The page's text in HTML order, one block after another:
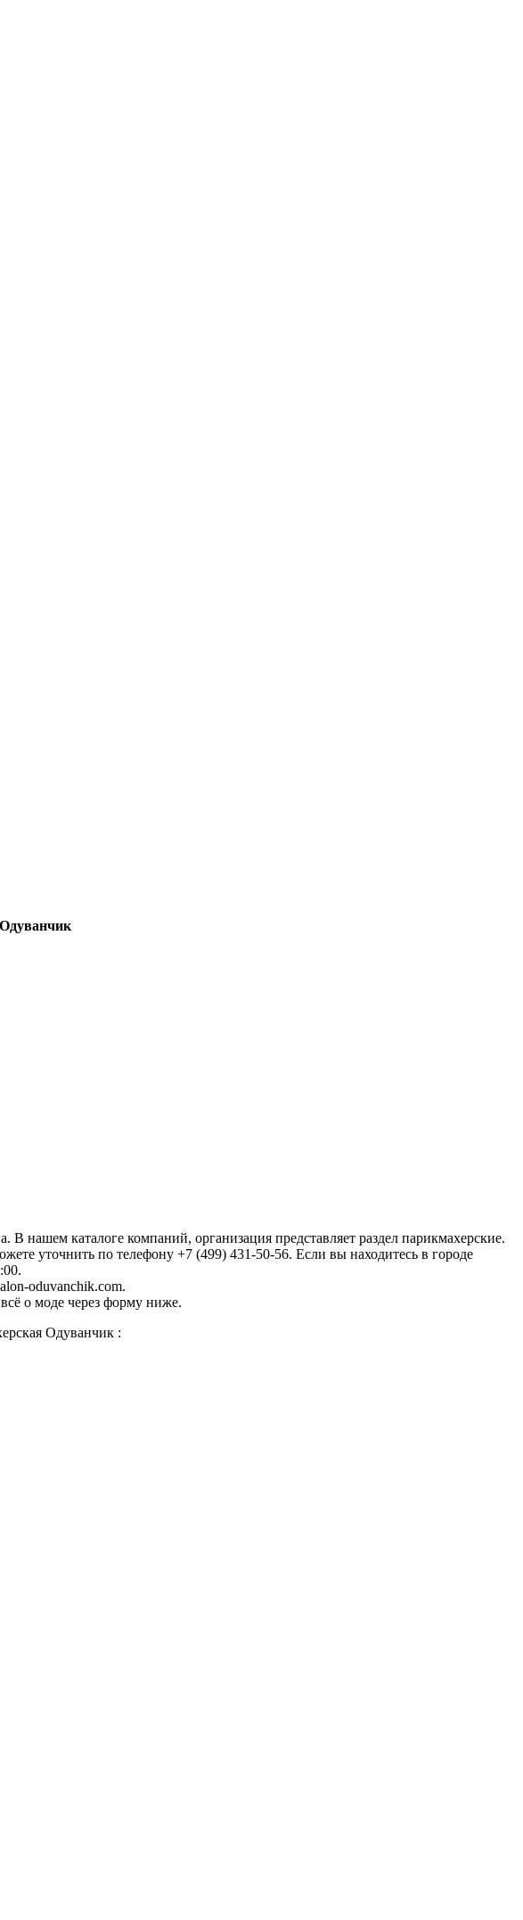
В нашем каталоге компаний, организация представляет раздел парикмахерские.
уточнить по телефону +7 (499) 431-50-56. Если вы находитесь в городе
oduvanchik.com.
о моде через форму ниже.
Одуванчик :